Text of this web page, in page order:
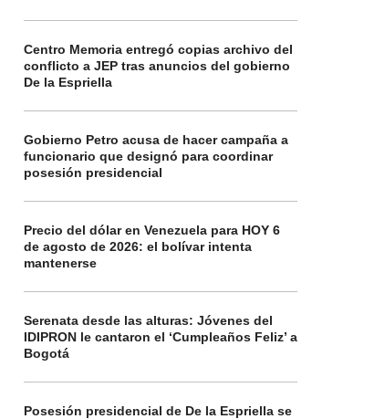
Centro Memoria entregó copias archivo del
conflicto a JEP tras anuncios del gobierno
De la Espriella
Gobierno Petro acusa de hacer campaña a
funcionario que designó para coordinar
posesión presidencial
Precio del dólar en Venezuela para HOY 6
de agosto de 2026: el bolívar intenta
mantenerse
Serenata desde las alturas: Jóvenes del
IDIPRON le cantaron el ‘Cumpleaños Feliz’ a
Bogotá
Posesión presidencial de De la Espriella se